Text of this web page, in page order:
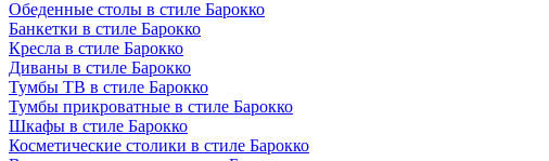
Обеденные столы в стиле Барокко
Банкетки в стиле Барокко
Кресла в стиле Барокко
Диваны в стиле Барокко
Тумбы ТВ в стиле Барокко
Тумбы прикроватные в стиле Барокко
Шкафы в стиле Барокко
Косметические столики в стиле Барокко